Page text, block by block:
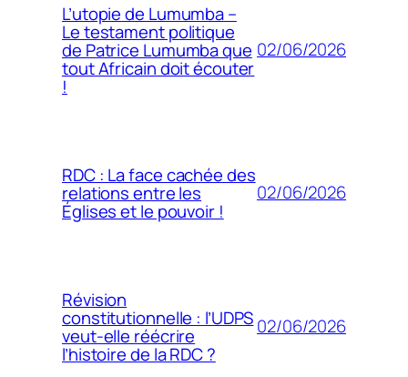
L’utopie de Lumumba –
Le testament politique
de Patrice Lumumba que
tout Africain doit écouter
!
02/06/2026
RDC : La face cachée des
relations entre les
Églises et le pouvoir !
02/06/2026
Révision
constitutionnelle : l’UDPS
veut-elle réécrire
l’histoire de la RDC ?
02/06/2026